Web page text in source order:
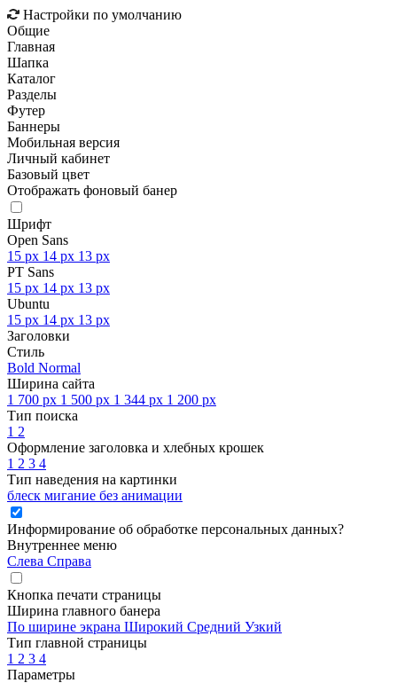
Настройки по умолчанию
Общие
Главная
Шапка
Каталог
Разделы
Футер
Баннеры
Мобильная версия
Личный кабинет
Базовый цвет
Отображать фоновый банер
Шрифт
Open Sans
15 px 14 px 13 px
PT Sans
15 px 14 px 13 px
Ubuntu
15 px 14 px 13 px
Заголовки
Стиль
Bold Normal
Ширина сайта
1 700 px 1 500 px 1 344 px 1 200 px
Тип поиска
1 2
Оформление заголовка и хлебных крошек
1 2 3 4
Тип наведения на картинки
блеск мигание без анимации
Информирование об обработке персональных данных?
Внутреннее меню
Слева Справа
Кнопка печати страницы
Ширина главного банера
По ширине экрана Широкий Средний Узкий
Тип главной страницы
1 2 3 4
Параметры